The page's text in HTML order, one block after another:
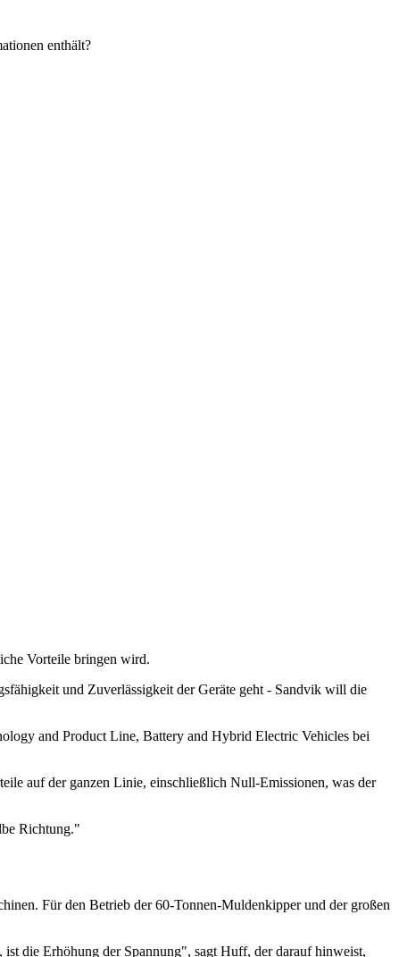
enthält?
Vorteile bringen wird.
und Zuverlässigkeit der Geräte geht - Sandvik will die
and Product Line, Battery and Hybrid Electric Vehicles bei
auf der ganzen Linie, einschließlich Null-Emissionen, was der
Richtung."
Für den Betrieb der 60-Tonnen-Muldenkipper und der großen
die Erhöhung der Spannung", sagt Huff, der darauf hinweist,